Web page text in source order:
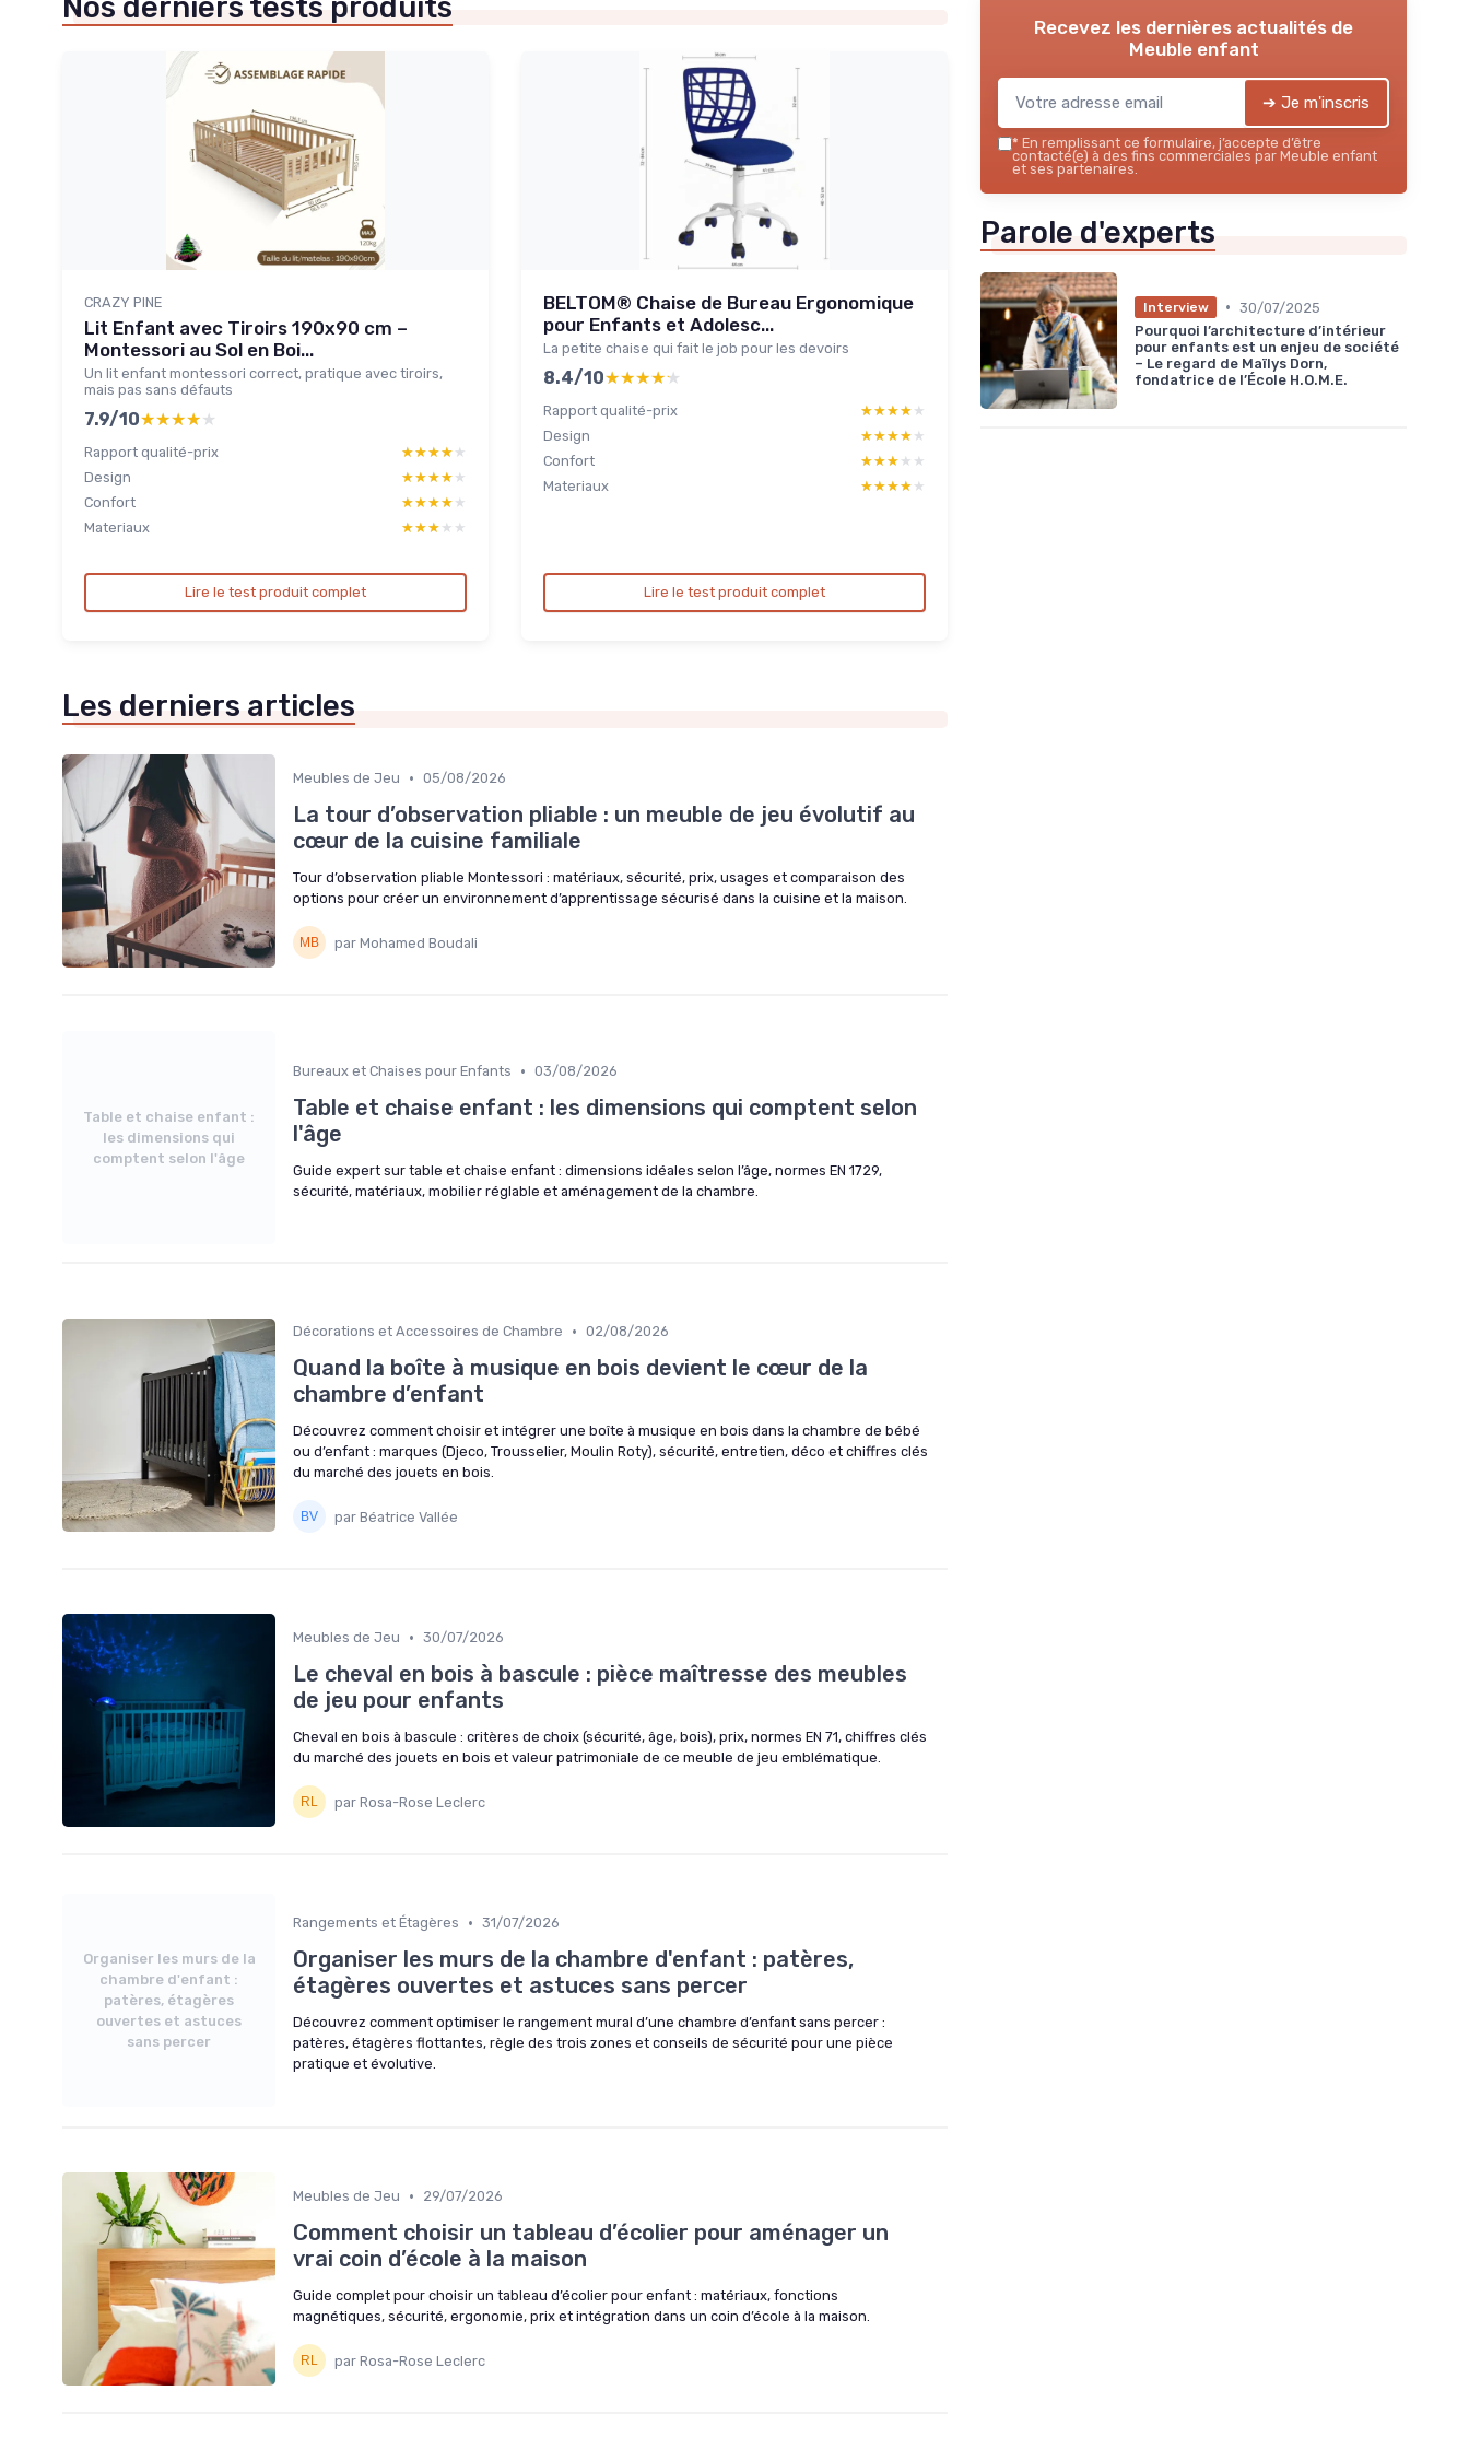
Nos derniers tests produits
CRAZY PINE
Lit Enfant avec Tiroirs 190x90 cm –
Montessori au Sol en Boi...
Un lit enfant montessori correct, pratique avec tiroirs,
mais pas sans défauts
7.9/10★★★★★
★★★★★
Rapport qualité-prix ★★★★★
★★★★★
Design
★★★★★
★★★★★
Confort
★★★★★
★★★★★
Materiaux
★★★★★
★★★★★
Lire le test produit complet
BELTOM® Chaise de Bureau Ergonomique
pour Enfants et Adolesc...
La petite chaise qui fait le job pour les devoirs
8.4/10★★★★★
★★★★★
Rapport qualité-prix ★★★★★
★★★★★
Design
★★★★★
★★★★★
Confort
★★★★★
★★★★★
Materiaux
★★★★★
★★★★★
Lire le test produit complet
Les derniers articles
Meubles de Jeu • 05/08/2026
La tour d’observation pliable : un meuble de jeu évolutif au
cœur de la cuisine familiale
Tour d’observation pliable Montessori : matériaux, sécurité, prix, usages et comparaison des
options pour créer un environnement d’apprentissage sécurisé dans la cuisine et la maison.
par Mohamed Boudali
Table et chaise enfant :
les dimensions qui
comptent selon l'âge
Bureaux et Chaises pour Enfants • 03/08/2026
Table et chaise enfant : les dimensions qui comptent selon
l'âge
Guide expert sur table et chaise enfant : dimensions idéales selon l’âge, normes EN 1729,
sécurité, matériaux, mobilier réglable et aménagement de la chambre.
Décorations et Accessoires de Chambre • 02/08/2026
Quand la boîte à musique en bois devient le cœur de la
chambre d’enfant
Découvrez comment choisir et intégrer une boîte à musique en bois dans la chambre de bébé
ou d’enfant : marques (Djeco, Trousselier, Moulin Roty), sécurité, entretien, déco et chiffres clés
du marché des jouets en bois.
par Béatrice Vallée
Meubles de Jeu • 30/07/2026
Le cheval en bois à bascule : pièce maîtresse des meubles
de jeu pour enfants
Cheval en bois à bascule : critères de choix (sécurité, âge, bois), prix, normes EN 71, chiffres clés
du marché des jouets en bois et valeur patrimoniale de ce meuble de jeu emblématique.
par Rosa-Rose Leclerc
Organiser les murs de la
chambre d'enfant :
patères, étagères
ouvertes et astuces
sans percer
Rangements et Étagères • 31/07/2026
Organiser les murs de la chambre d'enfant : patères,
étagères ouvertes et astuces sans percer
Découvrez comment optimiser le rangement mural d’une chambre d’enfant sans percer :
patères, étagères flottantes, règle des trois zones et conseils de sécurité pour une pièce
pratique et évolutive.
Meubles de Jeu • 29/07/2026
Comment choisir un tableau d’écolier pour aménager un
vrai coin d’école à la maison
Guide complet pour choisir un tableau d’écolier pour enfant : matériaux, fonctions
magnétiques, sécurité, ergonomie, prix et intégration dans un coin d’école à la maison.
par Rosa-Rose Leclerc
Recevez les dernières actualités de
Meuble enfant
➔ Je m'inscris
* En remplissant ce formulaire, j’accepte d’être
contacté(e) à des fins commerciales par Meuble enfant
et ses partenaires.
Parole d'experts
Interview • 30/07/2025
Pourquoi l’architecture d’intérieur
pour enfants est un enjeu de société
– Le regard de Maïlys Dorn,
fondatrice de l’École H.O.M.E.